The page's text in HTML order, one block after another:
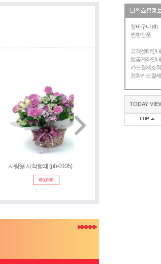
장바구니 (0)
찜한상품
고객센터안내
입금계좌안내
카드결제조회
전화카드결제
TODAY
사랑을 시작할때 (pb-0105) 꽃바
\65,000